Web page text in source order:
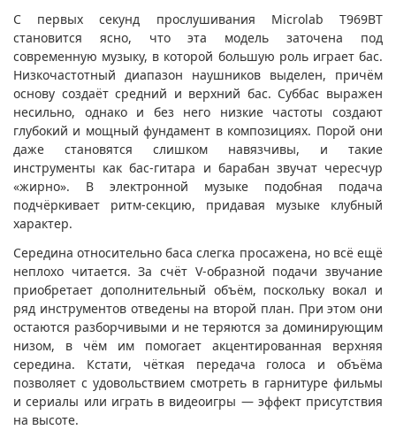
С первых секунд прослушивания Microlab T969BT
становится ясно, что эта модель заточена под
современную музыку, в которой большую роль играет бас.
Низкочастотный диапазон наушников выделен, причём
основу создаёт средний и верхний бас. Суббас выражен
несильно, однако и без него низкие частоты создают
глубокий и мощный фундамент в композициях. Порой они
даже становятся слишком навязчивы, и такие
инструменты как бас-гитара и барабан звучат чересчур
«жирно». В электронной музыке подобная подача
подчёркивает ритм-секцию, придавая музыке клубный
характер.
Середина относительно баса слегка просажена, но всё ещё
неплохо читается. За счёт V-образной подачи звучание
приобретает дополнительный объём, поскольку вокал и
ряд инструментов отведены на второй план. При этом они
остаются разборчивыми и не теряются за доминирующим
низом, в чём им помогает акцентированная верхняя
середина. Кстати, чёткая передача голоса и объёма
позволяет с удовольствием смотреть в гарнитуре фильмы
и сериалы или играть в видеоигры — эффект присутствия
на высоте.